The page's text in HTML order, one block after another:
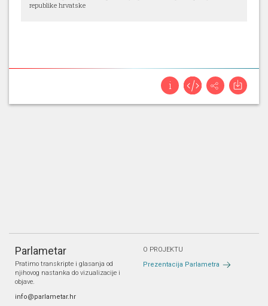
republike hrvatske
Parlametar
Pratimo transkripte i glasanja od
njihovog nastanka do vizualizacije i
objave.
info@parlametar.hr
O PROJEKTU
Prezentacija Parlametra